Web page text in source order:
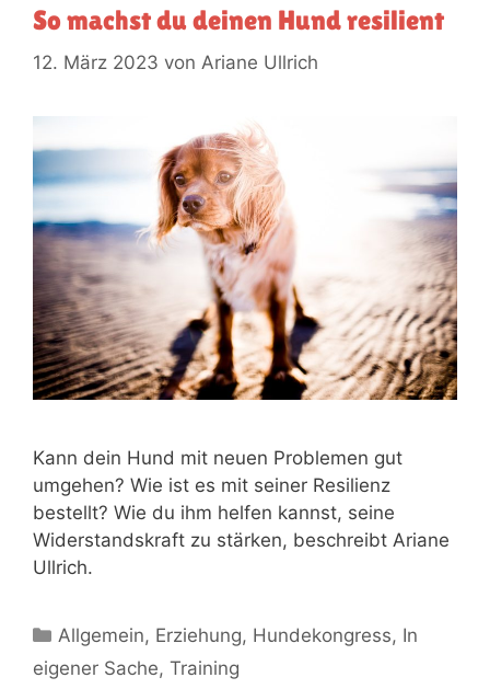
So machst du deinen Hund resilient
12. März 2023 von Ariane Ullrich
Kann dein Hund mit neuen Problemen gut
umgehen? Wie ist es mit seiner Resilienz
bestellt? Wie du ihm helfen kannst, seine
Widerstandskraft zu stärken, beschreibt Ariane
Ullrich.
Allgemein, Erziehung, Hundekongress, In
eigener Sache, Training